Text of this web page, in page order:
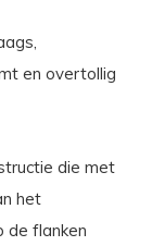
en overtollig
die met
het
de flanken